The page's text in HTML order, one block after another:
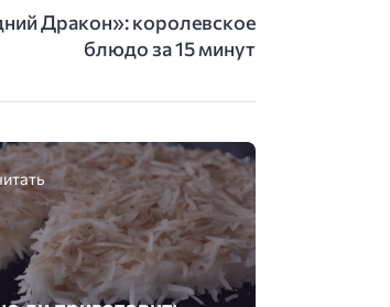
Дракон»: королевское
блюдо за 15 минут